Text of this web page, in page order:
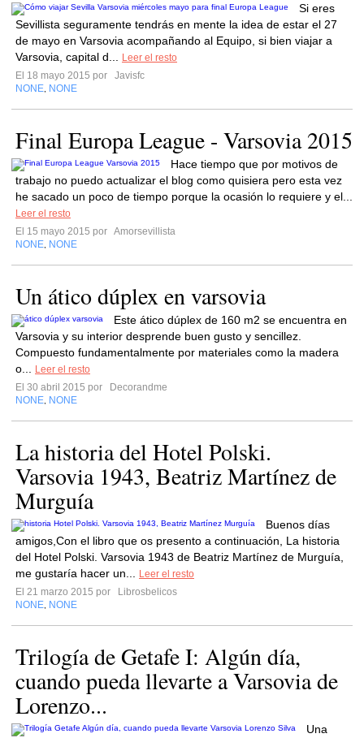
Si eres
Sevillista seguramente tendrás en mente la idea de estar el 27
de mayo en Varsovia acompañando al Equipo, si bien viajar a
Varsovia, capital d...
Leer el resto
El 18 mayo 2015 por
Javisfc
NONE NONE
Final Europa League - Varsovia 2015
Hace tiempo que por motivos de
trabajo no puedo actualizar el blog como quisiera pero esta vez
he sacado un poco de tiempo porque la ocasión lo requiere y el...
Leer el resto
El 15 mayo 2015 por Amorsevillista
NONE NONE
Un ático dúplex en varsovia
Este ático dúplex de 160 m2 se encuentra en
Varsovia y su interior desprende buen gusto y sencillez.
Compuesto fundamentalmente por materiales como la madera
o...
Leer el resto
El 30 abril 2015 por
Decorandme
NONE NONE
La historia del Hotel Polski.
Varsovia 1943, Beatriz Martínez de
Murguía
Buenos días
amigos,Con el libro que os presento a continuación, La historia
del Hotel Polski. Varsovia 1943 de Beatriz Martínez de Murguía,
me gustaría hacer un...
Leer el resto
El 21 marzo 2015 por
Librosbelicos
NONE NONE
Trilogía de Getafe I: Algún día,
cuando pueda llevarte a Varsovia de
Lorenzo...
Una